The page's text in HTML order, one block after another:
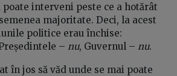
interveni peste ce a hotărât
majoritate. Deci, la acest
politice erau închise:
– nu, Guvernul – nu.
în jos să văd unde se mai poate